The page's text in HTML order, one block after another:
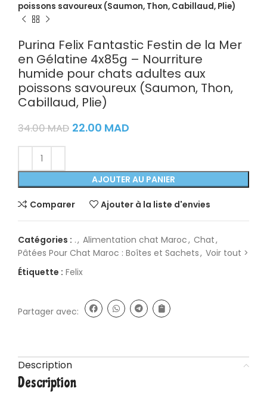
poissons savoureux (Saumon, Thon, Cabillaud, Plie)
Purina Felix Fantastic Festin de la Mer
en Gélatine 4x85g – Nourriture
humide pour chats adultes aux
poissons savoureux (Saumon, Thon,
Cabillaud, Plie)
34.00MAD 22.00 MAD
AJOUTER AU PANIER
Comparer Ajouter à la liste d'envies
Catégories : ., Alimentation chat Maroc, Chat,
Pâtées Pour Chat Maroc : Boîtes et Sachets, Voir tout >
Étiquette : Felix
Partager avec:
Description
Description